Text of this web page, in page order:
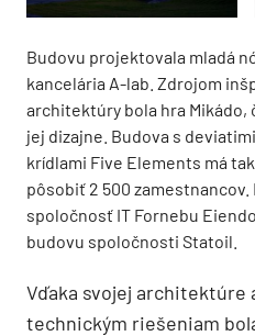
Budovu projektovala mladá
kancelária A-lab. Zdrojom
architektúry bola hra Mikádo,
jej dizajne. Budova s
krídlami Five Elements má
pôsobiť 2 500
spoločnosť IT Fornebu
budovu spoločnosti Statoil.
Vďaka svojej architektúre
technickým riešeniam